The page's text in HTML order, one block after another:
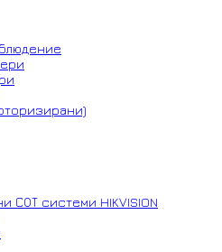
СОТ системи HIKVISION